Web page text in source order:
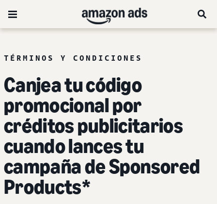
TÉRMINOS Y CONDICIONES
Canjea tu código
promocional por
créditos publicitarios
cuando lances tu
campaña de Sponsored
Products*